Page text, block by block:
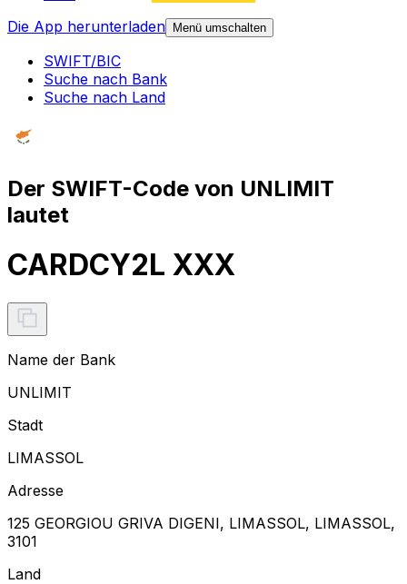
Die App herunterladen
Menü umschalten
SWIFT/BIC
Suche nach Bank
Suche nach Land
Der SWIFT-Code von UNLIMIT
lautet
CARDCY2L XXX
Name der Bank
UNLIMIT
Stadt
LIMASSOL
Adresse
125 GEORGIOU GRIVA DIGENI, LIMASSOL, LIMASSOL,
3101
Land